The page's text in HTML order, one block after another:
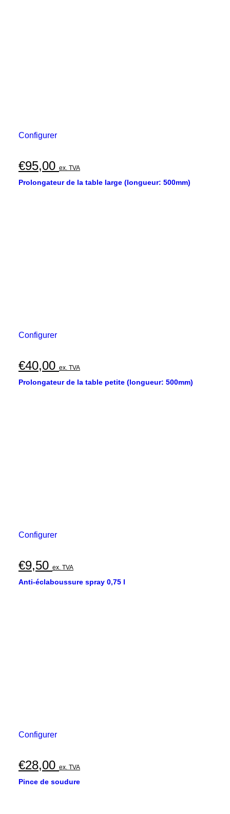
Configurer
€95,00 ex. TVA
Prolongateur de la table large (longueur: 500mm)
Configurer
€40,00 ex. TVA
Prolongateur de la table petite (longueur: 500mm)
Configurer
€9,50 ex. TVA
Anti-éclaboussure spray 0,75 l
Configurer
€28,00 ex. TVA
Pince de soudure